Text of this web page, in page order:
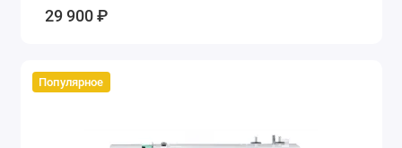
29 900 ₽
Популярное